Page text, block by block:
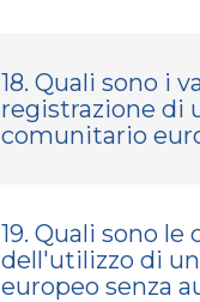
18. Quali sono i
registrazione di
comunitario
19. Quali sono le
dell'utilizzo di
europeo senza